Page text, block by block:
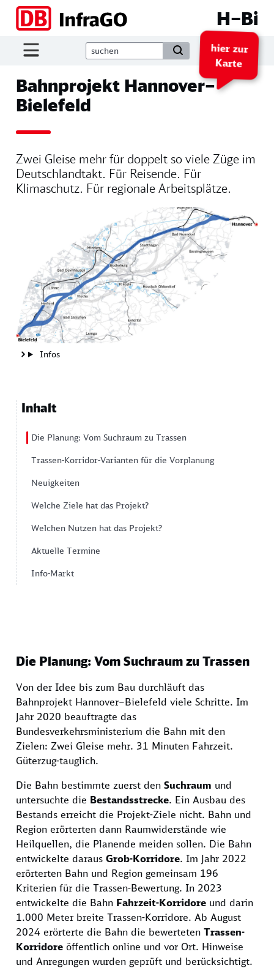
Direkt zum Inhalt
H–Bi
hier zur
Karte
Bahnprojekt Hannover–
Bielefeld
Zwei Gleise mehr für doppelt so viele Züge im
Deutschlandtakt. Für Reisende. Für
Klimaschutz. Für regionale Arbeitsplätze.
Image
Infos
Inhalt
Die Planung: Vom Suchraum zu Trassen
Trassen-Korridor-Varianten für die Vorplanung
Neuigkeiten
Welche Ziele hat das Projekt?
Welchen Nutzen hat das Projekt?
Aktuelle Termine
Info-Markt
Die Planung: Vom Suchraum zu Trassen
Von der Idee bis zum Bau durchläuft das
Bahnprojekt Hannover–Bielefeld viele Schritte. Im
Jahr 2020 beauftragte das
Bundesverkehrsministerium die Bahn mit den
Zielen: Zwei Gleise mehr. 31 Minuten Fahrzeit.
Güterzug-tauglich.
Die Bahn bestimmte zuerst den Suchraum und
untersuchte die Bestandsstrecke. Ein Ausbau des
Bestands erreicht die Projekt-Ziele nicht. Bahn und
Region erörterten dann Raumwiderstände wie
Heilquellen, die Planende meiden sollen. Die Bahn
entwickelte daraus Grob-Korridore. Im Jahr 2022
erörterten Bahn und Region gemeinsam 196
Kriterien für die Trassen-Bewertung. In 2023
entwickelte die Bahn Fahrzeit-Korridore und darin
1.000 Meter breite Trassen-Korridore. Ab August
2024 erörterte die Bahn die bewerteten Trassen-
Korridore öffentlich online und vor Ort. Hinweise
und Anregungen wurden geprüft und berücksichtigt.